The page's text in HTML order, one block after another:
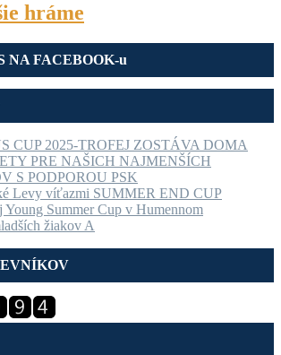
hráme
NA FACEBOOK-u
CUP 2025-TROFEJ ZOSTÁVA DOMA
PRE NAŠICH NAJMENŠÍCH
S PODPOROU PSK
Levy víťazmi SUMMER END CUP
Summer Cup v Humennom
žiakov A